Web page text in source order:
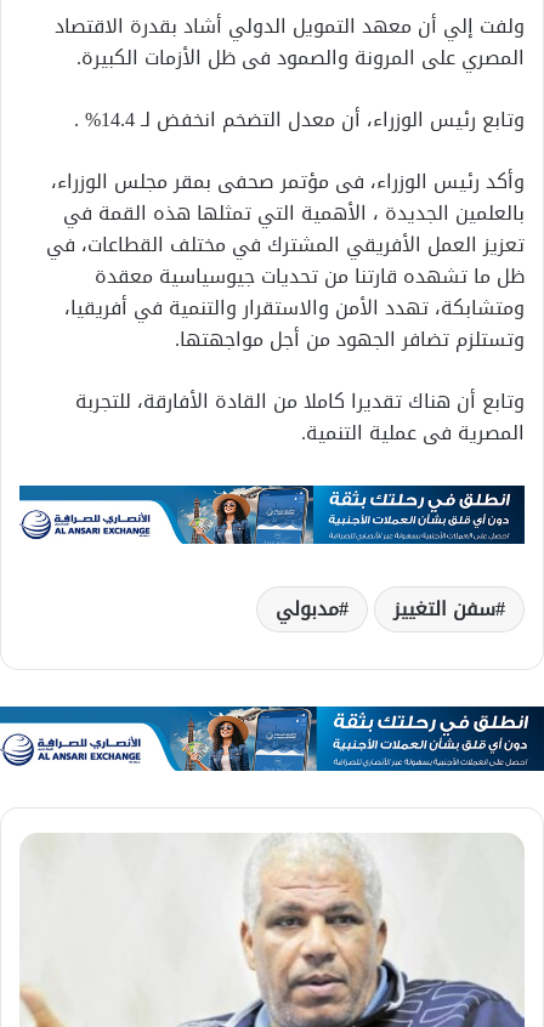
ولفت إلي أن معهد التمويل الدولي أشاد بقدرة الاقتصاد
المصري على المرونة والصمود فى ظل الأزمات الكبيرة.
وتابع رئيس الوزراء، أن معدل التضخم انخفض لـ 14.4% .
وأكد رئيس الوزراء، فى مؤتمر صحفى بمقر مجلس الوزراء،
بالعلمين الجديدة ، الأهمية التي تمثلها هذه القمة في
تعزيز العمل الأفريقي المشترك في مختلف القطاعات، في
ظل ما تشهده قارتنا من تحديات جيوسياسية معقدة
ومتشابكة، تهدد الأمن والاستقرار والتنمية في أفريقيا،
وتستلزم تضافر الجهود من أجل مواجهتها.
وتابع أن هناك تقديرا كاملا من القادة الأفارقة، للتجربة
المصرية فى عملية التنمية.
سفن التغييز مدبولي